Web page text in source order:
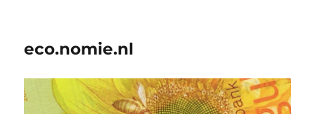
eco.nomie.nl